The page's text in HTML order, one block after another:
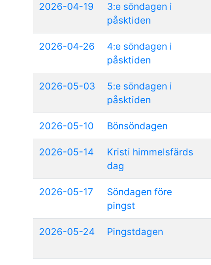
2026-04-19
3:e söndagen i
påsktiden
2026-04-26
4:e söndagen i
påsktiden
2026-05-03
5:e söndagen i
påsktiden
2026-05-10 Bönsöndagen
2026-05-14
Kristi himmelsfärds
dag
2026-05-17
Söndagen före
pingst
2026-05-24 Pingstdagen